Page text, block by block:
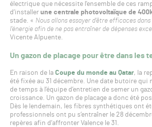
électrique que nécessite l’ensemble de ces
d’installer une centrale photovoltaïque de
stade. « Nous allons essayer d’être efficaces dans
l’énergie afin de ne pas entraîner de dépenses
Vicente Alpuente.
Un gazon de placage pour être dans les
En raison de la Coupe du monde au Qatar, la
été fixée au 31 décembre. Une date butoire qui
de temps à l’équipe d’entretien de semer un
croissance. Un gazon de placage a donc été
Dès le lendemain, les fibres synthétiques ont
professionnels ont pu s’entraîner le 28
repères afin d’affronter Valence le 31.